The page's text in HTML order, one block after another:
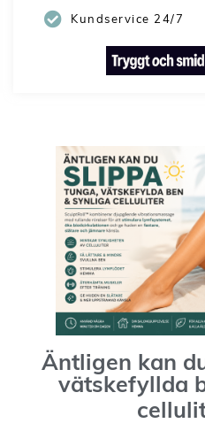
Kundservice 24/7
Äntligen kan
vätskefyllda